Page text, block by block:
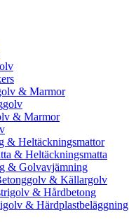
& Marmor
& Marmor
& Heltäckningsmattor
& Heltäckningsmatta
& Golvavjämning
& Källargolv
& Hårdbetong
& Härdplastbeläggning